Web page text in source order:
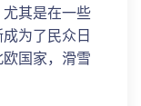
其是在一些
为了民众日
国家，滑雪